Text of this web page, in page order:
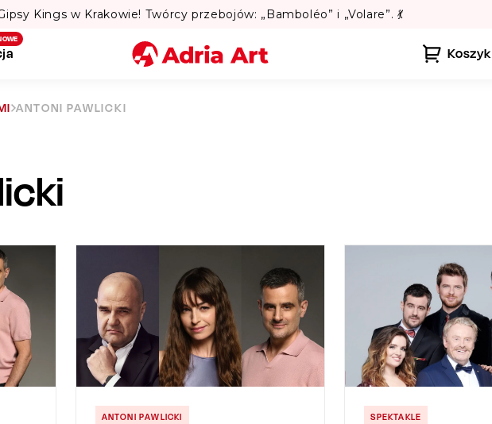
Lato w Warszawie? Sprawdź Teatralne Lato w Pałacu Kultury! 🏛️
Koszyk
ANTONI PAWLICKI
ANTONI PAWLICKI
SPEKTAKLE